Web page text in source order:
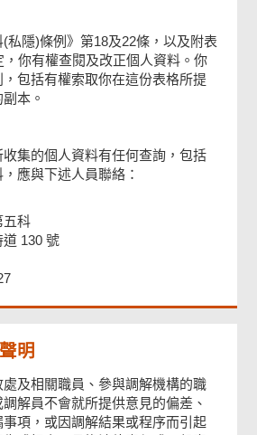
私隱)條例》第18及22條，以及附表
，你有權查閱及改正個人資料。你
包括有權索取你在這份表格所提
本。
集的個人資料有任何查詢，包括
應與下述人員聯絡：
五科
130 號
明
處及相關職員、參與調解機構的職
解員不會就所提供意見的偏差、
項，或因調解結果或程序而引起